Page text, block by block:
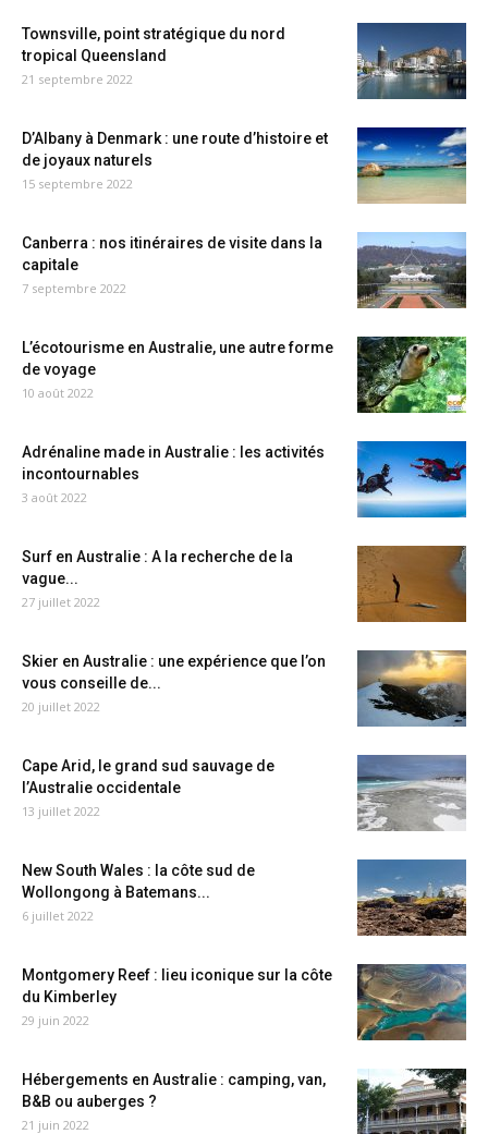
Townsville, point stratégique du nord
tropical Queensland
21 septembre 2022
D’Albany à Denmark : une route d’histoire et
de joyaux naturels
15 septembre 2022
Canberra : nos itinéraires de visite dans la
capitale
7 septembre 2022
L’écotourisme en Australie, une autre forme
de voyage
10 août 2022
Adrénaline made in Australie : les activités
incontournables
3 août 2022
Surf en Australie : A la recherche de la
vague...
27 juillet 2022
Skier en Australie : une expérience que l’on
vous conseille de...
20 juillet 2022
Cape Arid, le grand sud sauvage de
l’Australie occidentale
13 juillet 2022
New South Wales : la côte sud de
Wollongong à Batemans...
6 juillet 2022
Montgomery Reef : lieu iconique sur la côte
du Kimberley
29 juin 2022
Hébergements en Australie : camping, van,
B&B ou auberges ?
21 juin 2022